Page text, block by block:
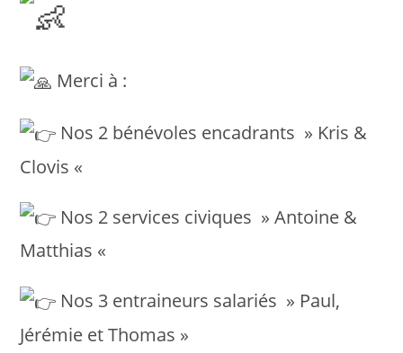
Merci à :
Nos 2 bénévoles encadrants » Kris &
Clovis «
Nos 2 services civiques » Antoine &
Matthias «
Nos 3 entraineurs salariés » Paul,
Jérémie et Thomas »